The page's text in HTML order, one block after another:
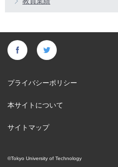
プライバシーポリシー
本サイトについて
サイトマップ
©Tokyo University of Technology